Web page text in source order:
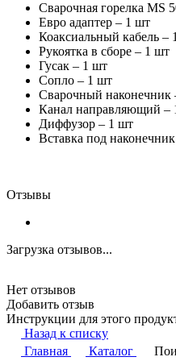
Сварочная горелка MS
Евро адаптер – 1 шт
Коаксиальный кабель –
Рукоятка в сборе – 1 шт
Гусак – 1 шт
Сопло – 1 шт
Сварочный наконечник
Канал направляющий –
Диффузор – 1 шт
Вставка под
Отзывы
Загрузка отзывов...
Нет отзывов
Добавить отзыв
Инструкции для этого
Назад к списку
Главная
Каталог